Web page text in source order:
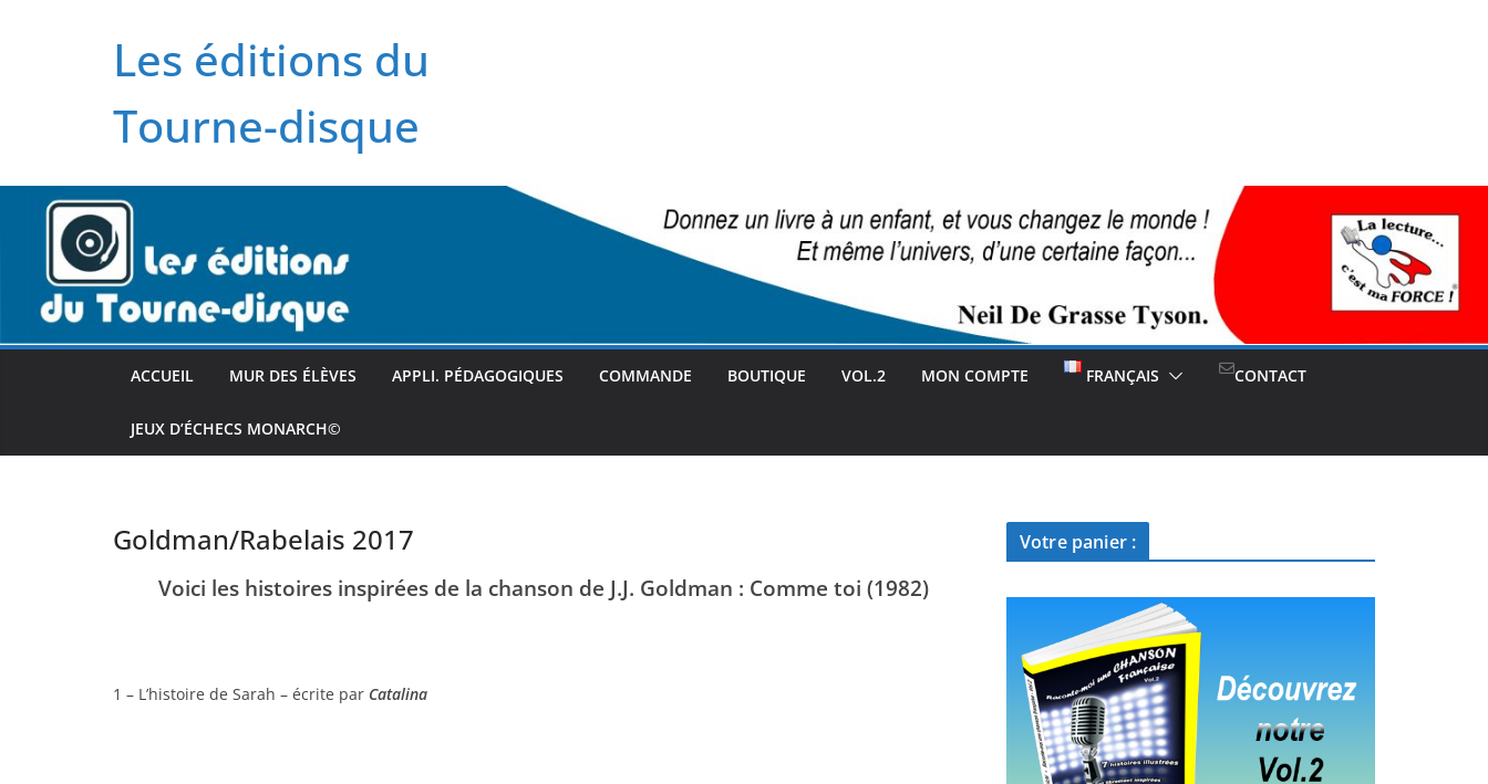
Les éditions du
Tourne-disque
ACCUEIL MUR DES ÉLÈVES APPLI. PÉDAGOGIQUES COMMANDE BOUTIQUE VOL.2 MON COMPTE FRANÇAIS CONTACT
JEUX D’ÉCHECS MONARCH©
Goldman/Rabelais 2017
Voici les histoires inspirées de la chanson de J.J. Goldman : Comme toi (1982)
1 – L’histoire de Sarah – écrite par Catalina
Votre panier :